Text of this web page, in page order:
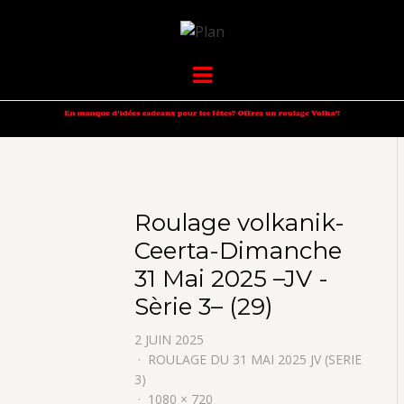
VOLKANIK-
ENDURANCE
Menu
Roulage volkanik-
Ceerta-Dimanche
31 Mai 2025 –JV -
Sèrie 3– (29)
2 JUIN 2025
ROULAGE DU 31 MAI 2025 JV (SERIE
3)
1080 × 720